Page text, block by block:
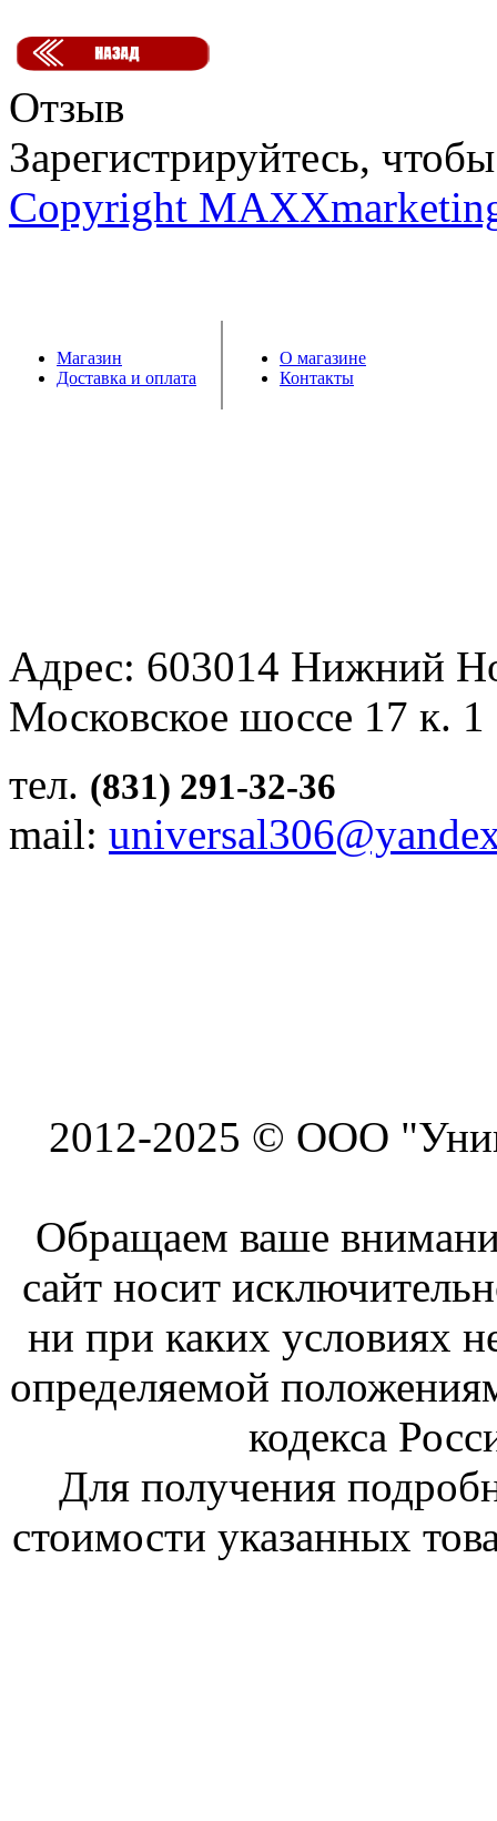
Отзыв
Зарегистрируйтесь,
Copyright
Магазин
Доставка и оплата
О магазине
Контакты
Адрес: 603014 Нижний
Московское шоссе 17 к.
тел. (831) 291-32-36
mail:
2012-2025 © ООО
Обращаем ваше
сайт носит
ни при каких условиях
определяемой
кодекса
Для получения
стоимости указанных